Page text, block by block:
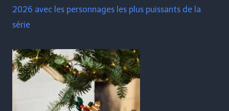
2026 avec les personnages les plus puissants de la
série